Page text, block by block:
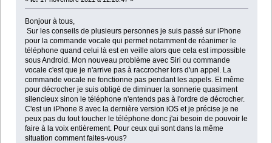
Bonjour à tous,
Sur les conseils de plusieurs personnes je suis passé sur iPhone
pour la commande vocale qui permet notamment de réanimer le
téléphone quand celui là est en veille alors que cela est impossible
sous Android. Mon nouveau problème avec Siri ou commande
vocale c'est que je n'arrive pas à raccrocher lors d'un appel. La
commande vocale ne fonctionne pas pendant les appels. Et même
pour décrocher je suis obligé de diminuer la sonnerie quasiment
silencieux sinon le téléphone n'entends pas à l'ordre de décrocher.
C'est un iPhone 8 avec la dernière version iOS et je précise je ne
peux pas du tout toucher le téléphone donc j'ai besoin de pouvoir le
faire à la voix entièrement. Pour ceux qui sont dans la même
situation comment faites-vous?